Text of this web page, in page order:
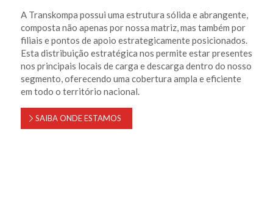
A Transkompa possui uma estrutura sólida e abrangente,
composta não apenas por nossa matriz, mas também por
filiais e pontos de apoio estrategicamente posicionados.
Esta distribuição estratégica nos permite estar presentes
nos principais locais de carga e descarga dentro do nosso
segmento, oferecendo uma cobertura ampla e eficiente
em todo o território nacional.
SAIBA ONDE ESTAMOS